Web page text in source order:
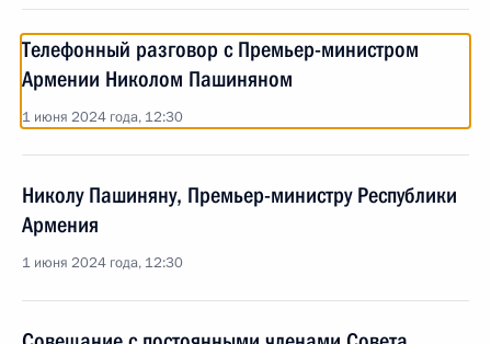
Телефонный разговор с Премьер-министром
Армении Николом Пашиняном
1 июня 2024 года, 12:30
Николу Пашиняну, Премьер-министру Республики
Армения
1 июня 2024 года, 12:30